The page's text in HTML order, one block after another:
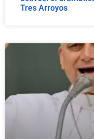
Tres Arroyos